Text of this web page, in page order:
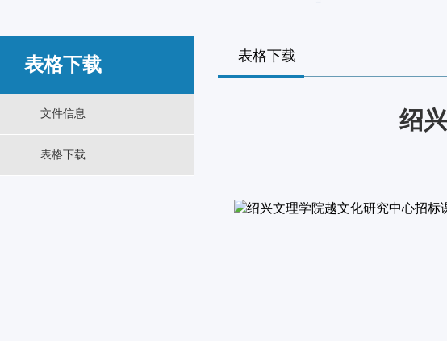
表格下载
文件信息
表格下载
表格下载
绍
绍兴文理学院越文化研究中心招标